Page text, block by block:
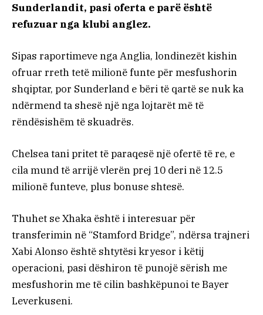
Sunderlandit, pasi oferta e parë është
refuzuar nga klubi anglez.
Sipas raportimeve nga Anglia, londinezët kishin
ofruar rreth tetë milionë funte për mesfushorin
shqiptar, por Sunderland e bëri të qartë se nuk ka
ndërmend ta shesë një nga lojtarët më të
rëndësishëm të skuadrës.
Chelsea tani pritet të paraqesë një ofertë të re, e
cila mund të arrijë vlerën prej 10 deri në 12.5
milionë funteve, plus bonuse shtesë.
Thuhet se Xhaka është i interesuar për
transferimin në “Stamford Bridge”, ndërsa trajneri
Xabi Alonso është shtytësi kryesor i këtij
operacioni, pasi dëshiron të punojë sërish me
mesfushorin me të cilin bashkëpunoi te Bayer
Leverkuseni.